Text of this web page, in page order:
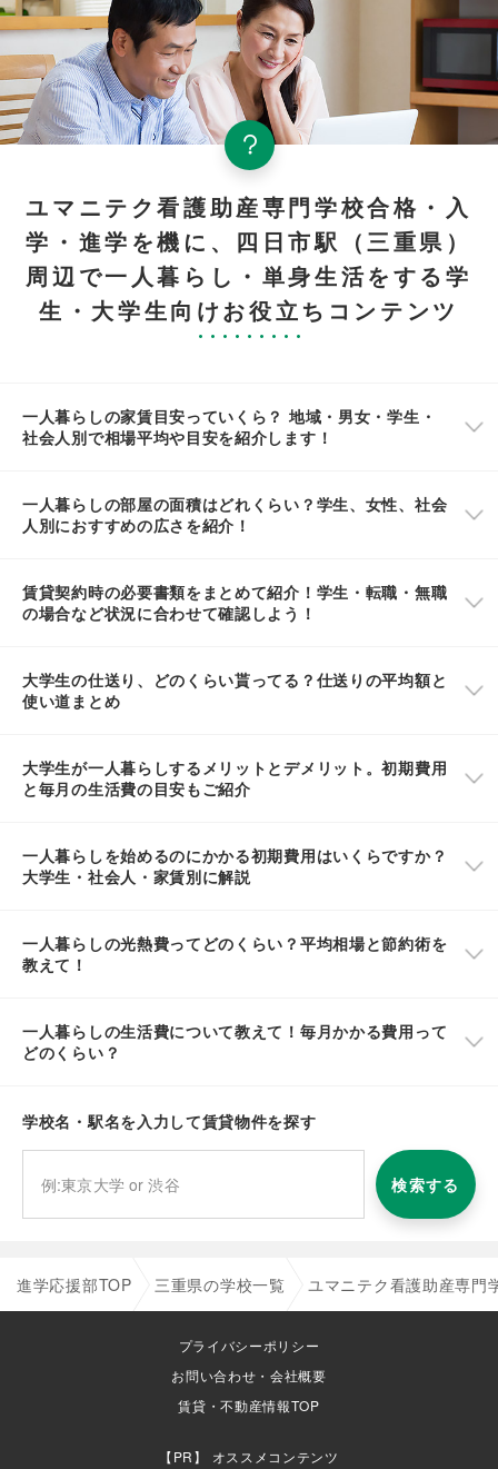
ユマニテク看護助産専門学校合格・入
学・進学を機に、四日市駅（三重県）
周辺で一人暮らし・単身生活をする学
生・大学生向けお役立ちコンテンツ
一人暮らしの家賃目安っていくら？ 地域・男女・学生・
社会人別で相場平均や目安を紹介します！
一人暮らしの部屋の面積はどれくらい？学生、女性、社会
人別におすすめの広さを紹介！
賃貸契約時の必要書類をまとめて紹介！学生・転職・無職
の場合など状況に合わせて確認しよう！
大学生の仕送り、どのくらい貰ってる？仕送りの平均額と
使い道まとめ
大学生が一人暮らしするメリットとデメリット。初期費用
と毎月の生活費の目安もご紹介
一人暮らしを始めるのにかかる初期費用はいくらですか？
大学生・社会人・家賃別に解説
一人暮らしの光熱費ってどのくらい？平均相場と節約術を
教えて！
一人暮らしの生活費について教えて！毎月かかる費用って
どのくらい？
学校名・駅名を入力して賃貸物件を探す
検索する
進学応援部TOP 三重県の学校一覧 ユマニテク看護助産専門
プライバシーポリシー
お問い合わせ・会社概要
賃貸・不動産情報TOP
オススメコンテンツ